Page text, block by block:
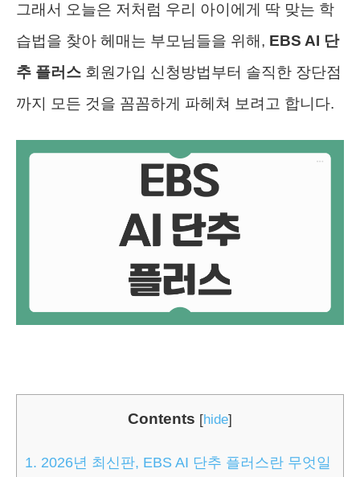
그래서 오늘은 저처럼 우리 아이에게 딱 맞는 학
습법을 찾아 헤매는 부모님들을 위해, EBS AI 단
추 플러스 회원가입 신청방법부터 솔직한 장단점
까지 모든 것을 꼼꼼하게 파헤쳐 보려고 합니다.
Contents [hide]
1. 2026년 최신판, EBS AI 단추 플러스란 무엇일